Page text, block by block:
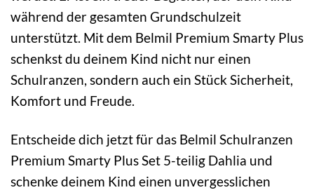
während der gesamten Grundschulzeit
unterstützt. Mit dem Belmil Premium Smarty Plus
schenkst du deinem Kind nicht nur einen
Schulranzen, sondern auch ein Stück Sicherheit,
Komfort und Freude.
Entscheide dich jetzt für das Belmil Schulranzen
Premium Smarty Plus Set 5-teilig Dahlia und
schenke deinem Kind einen unvergesslichen